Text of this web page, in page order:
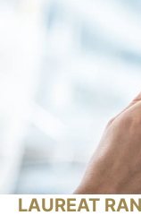
LAUREAT